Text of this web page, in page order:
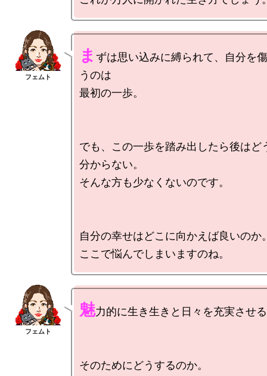
ま ずは思い込みに縛られて、自分を
うのは
最初の一歩。
でも、この一歩を踏み出したら後はど
分からない。
そんな方も少なくないのです。
自分の幸せはどこに向かえば良いのか
魅力的に生き生きと日々を充実させ
そのためにどうするのか。